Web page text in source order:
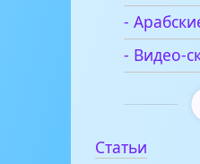
-
- Видео-
Статьи